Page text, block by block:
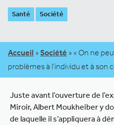
Santé Société
Accueil » Société » « On ne
problèmes à l’individu et à son
Juste avant l’ouverture de
Miroir, Albert Moukheiber y
de laquelle il s’appliquera à